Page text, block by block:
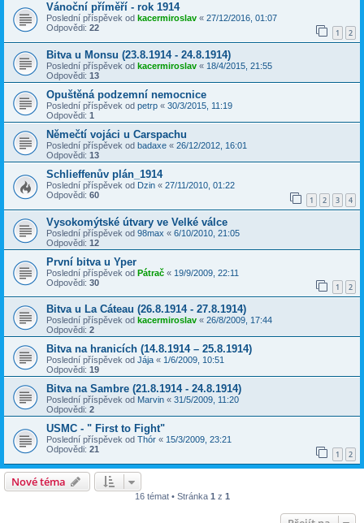
Vánoční příměří - rok 1914
Poslední příspěvek od kacermiroslav « 27/12/2016, 01:07
Odpovědi: 22 1 2
Bitva u Monsu (23.8.1914 - 24.8.1914)
Poslední příspěvek od kacermiroslav « 18/4/2015, 21:55
Odpovědi: 13
Opuštěná podzemní nemocnice
Poslední příspěvek od petrp « 30/3/2015, 11:19
Odpovědi: 1
Němečtí vojáci u Carspachu
Poslední příspěvek od badaxe « 26/12/2012, 16:01
Odpovědi: 13
Schlieffenův plán_1914
Poslední příspěvek od Dzin « 27/11/2010, 01:22
Odpovědi: 60 1 2 3 4
Vysokomýtské útvary ve Velké válce
Poslední příspěvek od 98max « 6/10/2010, 21:05
Odpovědi: 12
První bitva u Yper
Poslední příspěvek od Pátrač « 19/9/2009, 22:11
Odpovědi: 30 1 2
Bitva u La Cáteau (26.8.1914 - 27.8.1914)
Poslední příspěvek od kacermiroslav « 26/8/2009, 17:44
Odpovědi: 2
Bitva na hranicích (14.8.1914 – 25.8.1914)
Poslední příspěvek od Jája « 1/6/2009, 10:51
Odpovědi: 19
Bitva na Sambre (21.8.1914 - 24.8.1914)
Poslední příspěvek od Marvin « 31/5/2009, 11:20
Odpovědi: 2
USMC - " First to Fight"
Poslední příspěvek od Thór « 15/3/2009, 23:21
Odpovědi: 21 1 2
Nové téma
16 témat • Stránka 1 z 1